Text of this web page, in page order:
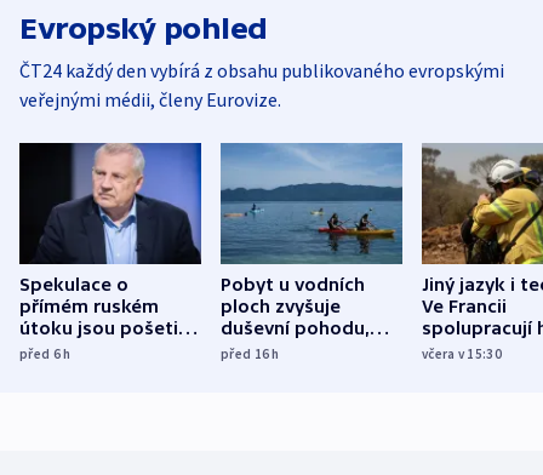
Evropský pohled
ČT24 každý den vybírá z obsahu publikovaného evropskými
veřejnými médii, členy Eurovize.
Spekulace o
přímém ruském
útoku jsou pošetilé,
míní estonský
před 6h
Pobyt u vodních
ploch zvyšuje
duševní pohodu,
ukázala
před 16h
Jiný jazyk i
Ve Francii
spolupracují
různých zemí
včera v 15:30